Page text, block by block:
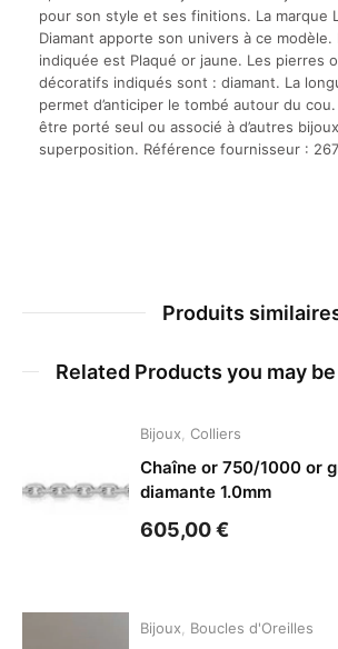
cts
38
et
5cm
jaune
pour son style et ses finitions. La marque
Diamant apporte son univers à ce modèle.
indiquée est Plaqué or jaune. Les pierres
décoratifs indiqués sont : diamant. La
permet d’anticiper le tombé autour du
être porté seul ou associé à d’autres
superposition. Référence fournisseur :
Produits
Related Products you may
Bijoux Colliers
Chaîne or 750/1000 or
diamante 1.0mm
605,00€
Bijoux Boucles d'Oreilles